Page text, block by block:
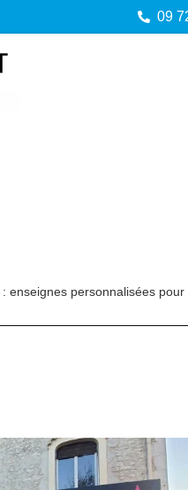
09
enseignes personnalisées